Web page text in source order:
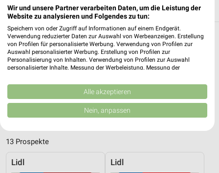
240,73 km
Filialen zum Thema Restaurant in Auma-
Weidatal
Hier findest Du Öffnungszeiten und Filialen der Kategorie
Prospekten von z.B. McDonald´s und vielen mehr.
Aktuelle Prospekte für Auma-Weidatal und
13 Prospekte
Lidl Lidl
Wir und unsere Partner verarbeiten Daten, um die Leistung der
Website zu analysieren und Folgendes zu tun:
Speichern von oder Zugriff auf Informationen auf einem Endgerät.
Verwendung reduzierter Daten zur Auswahl von Werbeanzeigen. Erstellung
von Profilen für personalisierte Werbung. Verwendung von Profilen zur
Auswahl personalisierter Werbung. Erstellung von Profilen zur
Personalisierung von Inhalten. Verwendung von Profilen zur Auswahl
personalisierter Inhalte. Messung der Werbeleistung. Messung der
Kombinationen von Daten aus verschiedenen Quellen. Entwicklung und
Verbesserung der Angebote. Verwendung reduzierter Daten zur Auswahl
von Inhalten.
Daten können außerhalb der Europäischen Union weitergegeben und in die
Website/App.
Partnerliste anzeigen (1 IAB-Anbieter)
Wir nutzen Ihre Daten für folgende Zwecke:
Alle akzeptieren
Nein, anpassen